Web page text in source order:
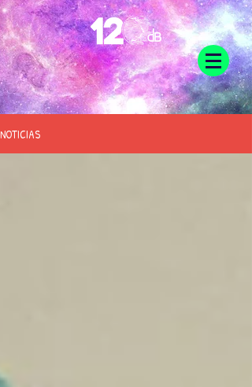
NOTICIAS